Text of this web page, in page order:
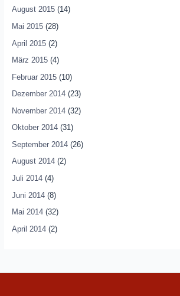
August 2015(14)
Mai 2015(28)
April 2015(2)
März 2015(4)
Februar 2015(10)
Dezember 2014(23)
November 2014(32)
Oktober 2014(31)
September 2014(26)
August 2014(2)
Juli 2014(4)
Juni 2014(8)
Mai 2014(32)
April 2014(2)